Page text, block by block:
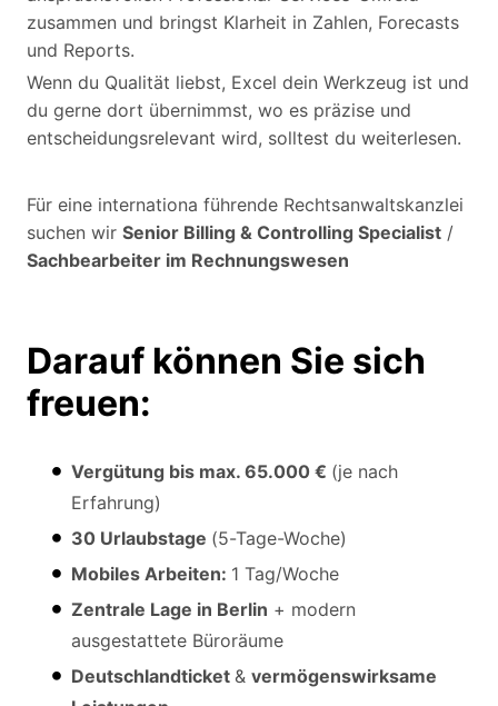
zusammen und bringst Klarheit in Zahlen, Forecasts
und Reports.
Wenn du Qualität liebst, Excel dein Werkzeug ist und
du gerne dort übernimmst, wo es präzise und
entscheidungsrelevant wird, solltest du weiterlesen.
Für eine internationa führende Rechtsanwaltskanzlei
suchen wir Senior Billing & Controlling Specialist /
Sachbearbeiter im Rechnungswesen
Darauf können Sie sich
freuen:
Vergütung bis max. 65.000 € (je nach
Erfahrung)
30 Urlaubstage (5-Tage-Woche)
Mobiles Arbeiten: 1 Tag/Woche
Zentrale Lage in Berlin + modern
ausgestattete Büroräume
Deutschlandticket & vermögenswirksame